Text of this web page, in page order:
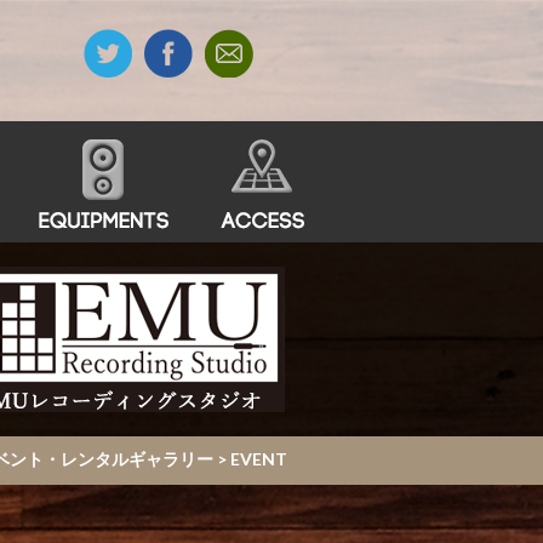
ント・レンタルギャラリー > EVENT